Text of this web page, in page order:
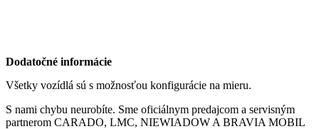
Dodatočné informácie
Všetky vozídlá sú s možnosťou konfigurácie na mieru.
S nami chybu neurobíte. Sme oficiálnym predajcom a servisným
partnerom CARADO, LMC, NIEWIADOW A BRAVIA MOBIL